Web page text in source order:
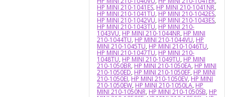
HP MINI 210-1041ES, HP MINI 210-1041NR,
HP MINI 210-1041TU, HP MINI 210-1042ES,
HP MINI 210-1042VU, HP MINI 210-1043ES,
HP MINI 210-1043TU, HP MINI 210-
1043VU, HP MINI 210-1044NR, HP MINI
210-1044TU, HP MINI 210-1044VU, HP
MINI 210-1045TU, HP MINI 210-1046TU,
HP MINI 210-1047TU, HP MINI 210-
1048TU, HP MINI 210-1049TU, HP MINI
210-1050BR, HP MINI 210-1050EA, HP MINI
210-1050ED, HP MINI 210-1050EF, HP MINI
210-1050EI, HP MINI 210-1050EV, HP MINI
210-1050EW, HP MINI 210-1050LA, HP
MINI 210-1050NR, HP MINI 210-1050SB, HP